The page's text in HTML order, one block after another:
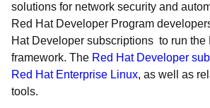
solutions for network security and
Red Hat Developer Program
Hat Developer subscriptions to run the
framework. The Red Hat Developer
Red Hat Enterprise Linux, as well as
tools.